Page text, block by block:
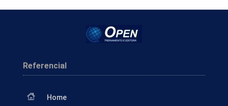
Referencial
Home